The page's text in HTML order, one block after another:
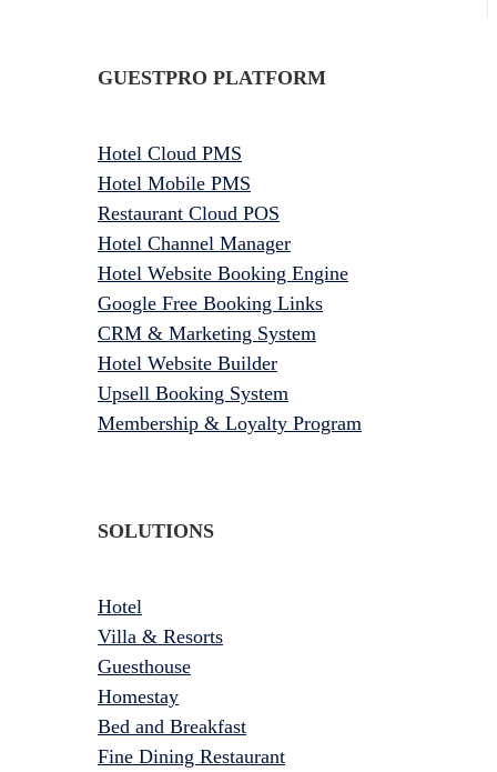
GUESTPRO PLATFORM
Hotel Cloud PMS
Hotel Mobile PMS
Restaurant Cloud POS
Hotel Channel Manager
Hotel Website Booking Engine
Google Free Booking Links
CRM & Marketing System
Hotel Website Builder
Upsell Booking System
Membership & Loyalty Program
SOLUTIONS
Hotel
Villa & Resorts
Guesthouse
Homestay
Bed and Breakfast
Fine Dining Restaurant